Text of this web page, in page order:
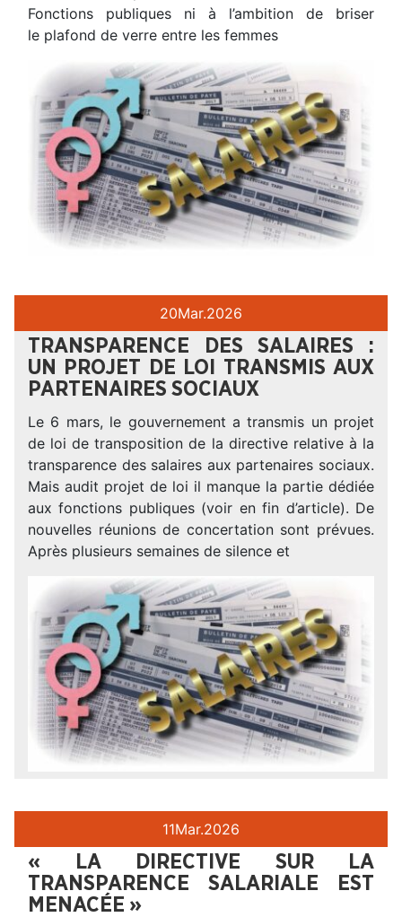
Fonctions publiques ni à l’ambition de briser
le plafond de verre entre les femmes
20Mar.2026
TRANSPARENCE DES SALAIRES :
UN PROJET DE LOI TRANSMIS AUX
PARTENAIRES SOCIAUX
Le 6 mars, le gouvernement a transmis un projet
de loi de transposition de la directive relative à la
transparence des salaires aux partenaires sociaux.
Mais audit projet de loi il manque la partie dédiée
aux fonctions publiques (voir en fin d’article). De
nouvelles réunions de concertation sont prévues.
Après plusieurs semaines de silence et
11Mar.2026
« LA DIRECTIVE SUR LA
TRANSPARENCE SALARIALE EST
MENACÉE »